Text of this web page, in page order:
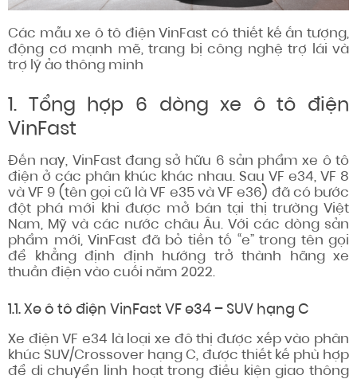
Các mẫu xe ô tô điện VinFast có thiết kế ấn tượng,
động cơ mạnh mẽ, trang bị công nghệ trợ lái và
trợ lý ảo thông minh
1. Tổng hợp 6 dòng xe ô tô điện
VinFast
Đến nay, VinFast đang sở hữu 6 sản phẩm xe ô tô
điện ở các phân khúc khác nhau. Sau VF e34, VF 8
và VF 9 (tên gọi cũ là VF e35 và VF e36) đã có bước
đột phá mới khi được mở bán tại thị trường Việt
Nam, Mỹ và các nước châu Âu. Với các dòng sản
phẩm mới, VinFast đã bỏ tiền tố “e” trong tên gọi
để khẳng định định hướng trở thành hãng xe
thuần điện vào cuối năm 2022.
1.1. Xe ô tô điện VinFast VF e34 – SUV hạng C
Xe điện VF e34 là loại xe đô thị được xếp vào phân
khúc SUV/Crossover hạng C, được thiết kế phù hợp
để di chuyển linh hoạt trong điều kiện giao thông